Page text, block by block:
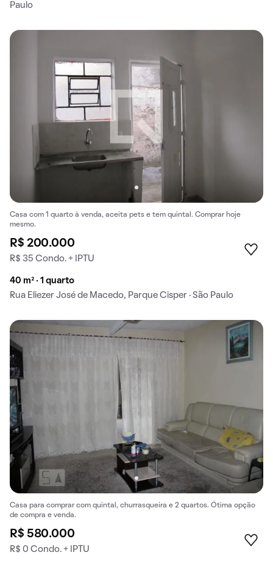
Paulo
Casa com 1 quarto à venda, aceita pets e tem quintal. Comprar hoje
mesmo.
R$ 200.000
R$ 35 Condo. + IPTU
40 m² · 1 quarto
Rua Eliezer José de Macedo, Parque Cisper · São Paulo
Casa para comprar com quintal, churrasqueira e 2 quartos. Ótima opção
de compra e venda.
R$ 580.000
R$ 0 Condo. + IPTU